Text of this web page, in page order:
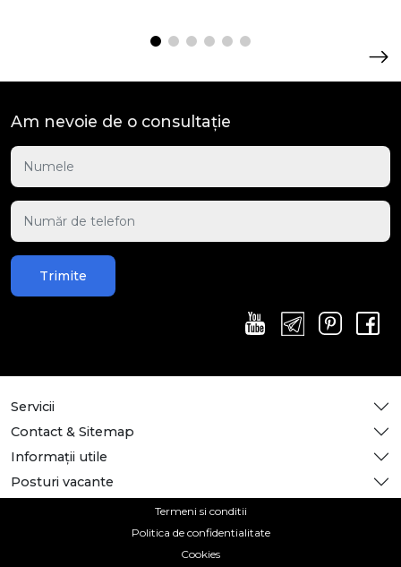
Am nevoie de o consultație
Trimite
Servicii
Contact & Sitemap
Informații utile
Posturi vacante
Termeni si conditii
Politica de confidentialitate
Cookies